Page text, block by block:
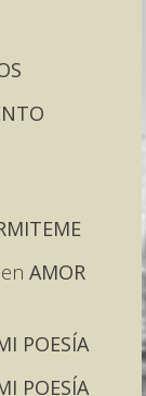
en AMOR
POESÍA
POESÍA